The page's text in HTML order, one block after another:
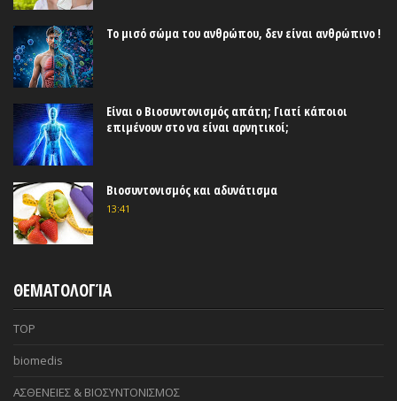
Το μισό σώμα του ανθρώπου, δεν είναι ανθρώπινο !
Είναι ο Βιοσυντονισμός απάτη; Γιατί κάποιοι
επιμένουν στο να είναι αρνητικοί;
Βιοσυντονισμός και αδυνάτισμα
13:41
ΘΕΜΑΤΟΛΟΓΊΑ
TOP
biomedis
ΑΣΘΕΝΕΙΕΣ & ΒΙΟΣΥΝΤΟΝΙΣΜΟΣ